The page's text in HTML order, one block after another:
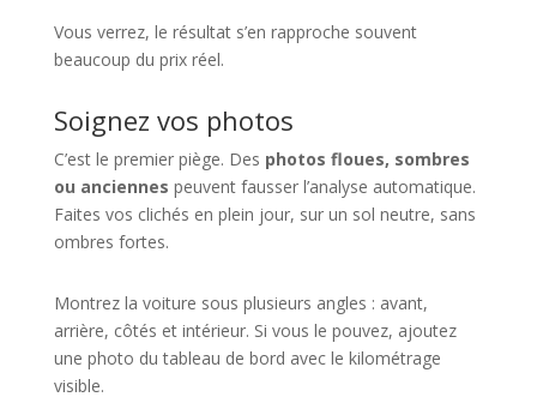
Vous verrez, le résultat s’en rapproche souvent
beaucoup du prix réel.
Soignez vos photos
C’est le premier piège. Des photos floues, sombres
ou anciennes peuvent fausser l’analyse automatique.
Faites vos clichés en plein jour, sur un sol neutre, sans
ombres fortes.
Montrez la voiture sous plusieurs angles : avant,
arrière, côtés et intérieur. Si vous le pouvez, ajoutez
une photo du tableau de bord avec le kilométrage
visible.